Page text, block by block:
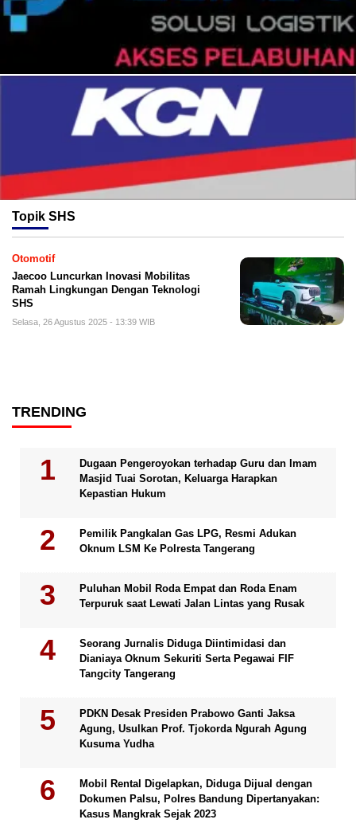
Topik SHS
Otomotif
Jaecoo Luncurkan Inovasi Mobilitas
Ramah Lingkungan Dengan Teknologi
SHS
Selasa, 26 Agustus 2025 - 13:39 WIB
TRENDING
Dugaan Pengeroyokan terhadap Guru dan Imam
Masjid Tuai Sorotan, Keluarga Harapkan
Kepastian Hukum
Pemilik Pangkalan Gas LPG, Resmi Adukan
Oknum LSM Ke Polresta Tangerang
Puluhan Mobil Roda Empat dan Roda Enam
Terpuruk saat Lewati Jalan Lintas yang Rusak
Seorang Jurnalis Diduga Diintimidasi dan
Dianiaya Oknum Sekuriti Serta Pegawai FIF
Tangcity Tangerang
PDKN Desak Presiden Prabowo Ganti Jaksa
Agung, Usulkan Prof. Tjokorda Ngurah Agung
Kusuma Yudha
Mobil Rental Digelapkan, Diduga Dijual dengan
Dokumen Palsu, Polres Bandung Dipertanyakan:
Kasus Mangkrak Sejak 2023